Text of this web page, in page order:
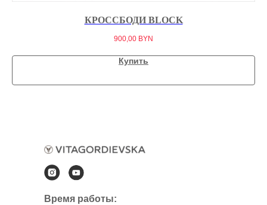
КРОССБОДИ BLOCK
900,00 BYN
Купить
Время работы: